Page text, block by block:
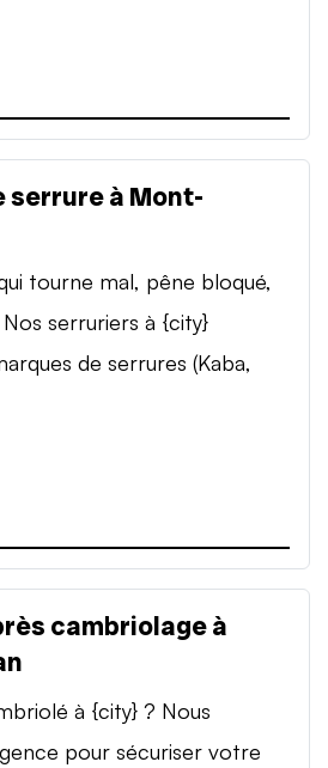
serrure à Mont-
tourne mal, pêne bloqué,
serruriers à {city}
de serrures (Kaba,
cambriolage à
à {city} ? Nous
pour sécuriser votre